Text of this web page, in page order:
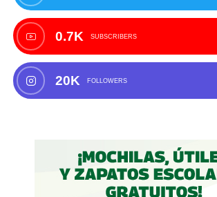
0.7K SUBSCRIBERS
20K FOLLOWERS